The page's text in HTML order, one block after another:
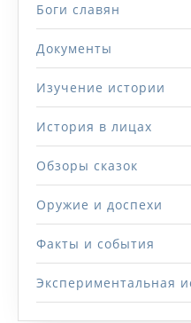
Боги славян
Документы
Изучение истории
История в лицах
Обзоры сказок
Оружие и доспехи
Факты и события
Экспериментальная